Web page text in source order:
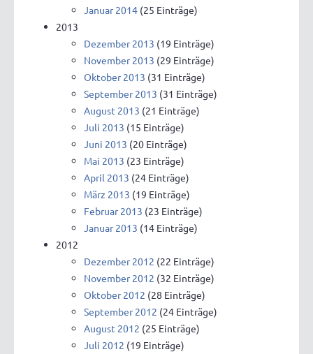
Januar 2014 (25 Einträge)
2013
Dezember 2013 (19 Einträge)
November 2013 (29 Einträge)
Oktober 2013 (31 Einträge)
September 2013 (31 Einträge)
August 2013 (21 Einträge)
Juli 2013 (15 Einträge)
Juni 2013 (20 Einträge)
Mai 2013 (23 Einträge)
April 2013 (24 Einträge)
März 2013 (19 Einträge)
Februar 2013 (23 Einträge)
Januar 2013 (14 Einträge)
2012
Dezember 2012 (22 Einträge)
November 2012 (32 Einträge)
Oktober 2012 (28 Einträge)
September 2012 (24 Einträge)
August 2012 (25 Einträge)
Juli 2012 (19 Einträge)